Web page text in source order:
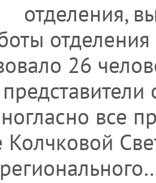
отделения,
26
все
Колчковой